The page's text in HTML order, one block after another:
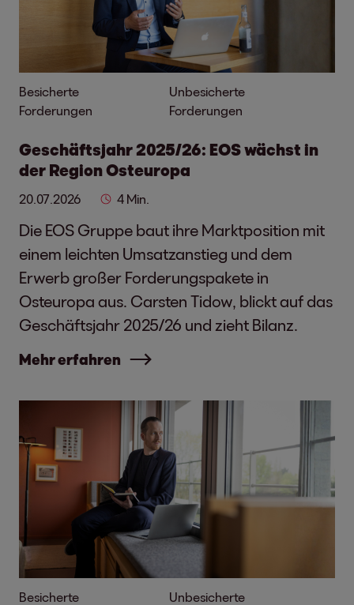
Besicherte
Forderungen
Unbesicherte
Forderungen
Geschäftsjahr 2025/26: EOS wächst in
der Region Osteuropa
20.07.2026 4 Min.
Die EOS Gruppe baut ihre Marktposition mit
einem leichten Umsatzanstieg und dem
Erwerb großer Forderungspakete in
Osteuropa aus. Carsten Tidow, blickt auf das
Geschäftsjahr 2025/26 und zieht Bilanz.
Mehr erfahren
Besicherte
Unbesicherte